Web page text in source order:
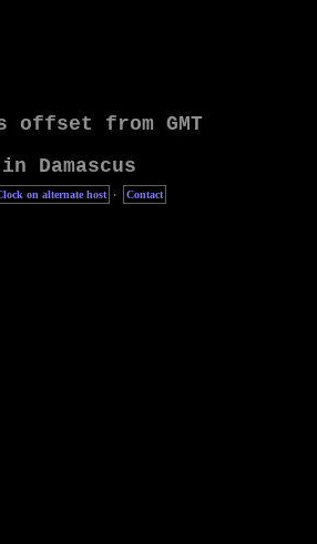
on alternate host · Contact